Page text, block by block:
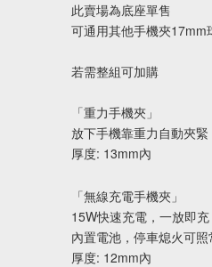
此賣場為底座單售
可通用其他手機夾17mm
若需整組可加購
「重力手機夾」
放下手機靠重力自動夾緊
厚度: 13mm內
「無線充電手機夾」
15W快速充電，一放即
內置電池，停車熄火可
厚度: 12mm內